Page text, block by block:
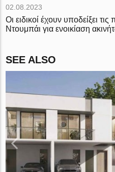
02.08.2023
Οι ειδικοί έχουν υποδείξει
Ντουμπάι για ενοικίαση
SEE ALSO